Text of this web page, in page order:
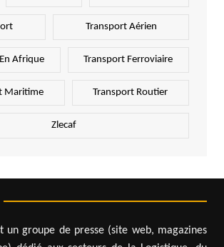
Transport Aérien
Afrique Transport Ferroviaire
Maritime Transport Routier
Zlecaf
un groupe de presse (site web, magazines